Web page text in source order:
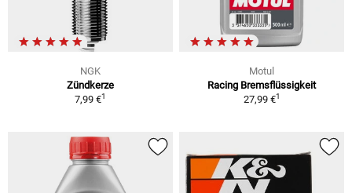
NGK
Zündkerze
7,99 €1
Motul
Racing Bremsflüssigkeit
27,99 €1